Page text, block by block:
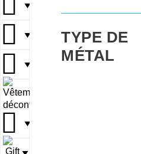
▼
▼
▼
▼
TYPE DE
MÉTAL